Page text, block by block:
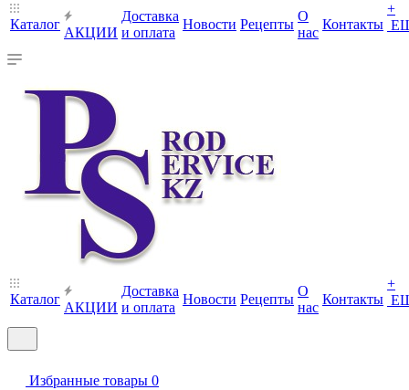
Каталог
АКЦИИ
Доставка
и оплата
Новости Рецепты
О
нас
Контакты
+
Каталог
АКЦИИ
Доставка
и оплата
Новости Рецепты
О
нас
Контакты
+
Избранные товары 0